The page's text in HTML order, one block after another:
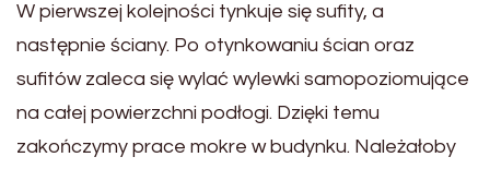
W pierwszej kolejności tynkuje się sufity, a
następnie ściany. Po otynkowaniu ścian oraz
sufitów zaleca się wylać wylewki samopoziomujące
na całej powierzchni podłogi. Dzięki temu
zakończymy prace mokre w budynku. Należałoby